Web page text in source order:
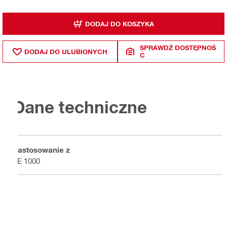
DODAJ DO KOSZYKA
DODAJ DO ULUBIONYCH
SPRAWDŹ DOSTĘPNOŚ
Ć
Dane techniczne
Zastosowanie z
TE 1000